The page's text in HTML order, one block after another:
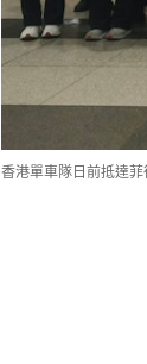
香港單車隊日前抵達菲